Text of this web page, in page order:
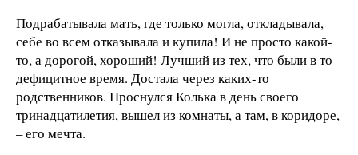
Подрабатывала мать, где только могла, откладывала,
себе во всем отказывала и купила! И не просто какой-
то, а дорогой, хороший! Лучший из тех, что были в то
дефицитное время. Достала через каких-то
родственников. Проснулся Колька в день своего
тринадцатилетия, вышел из комнаты, а там, в коридоре,
– его мечта.